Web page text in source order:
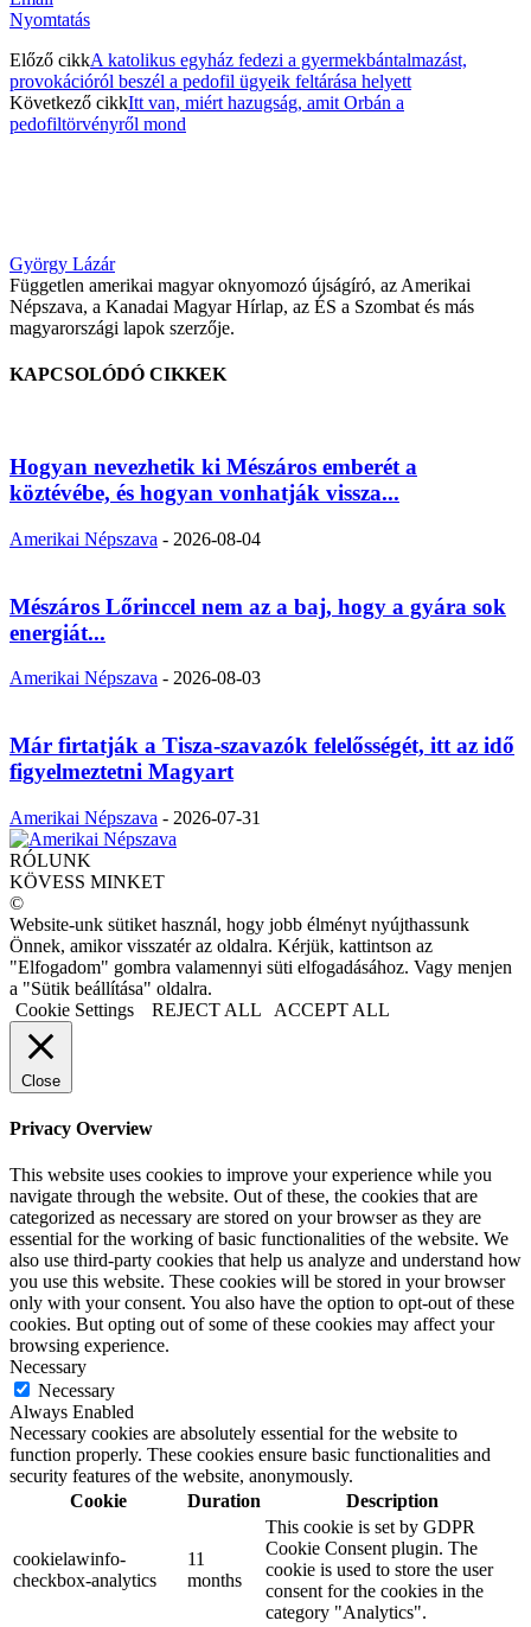
Nyomtatás
Előző cikkA katolikus egyház fedezi a gyermekbántalmazást,
provokációról beszél a pedofil ügyeik feltárása helyett
Következő cikkItt van, miért hazugság, amit Orbán a
pedofiltörvényről mond
György Lázár
Független amerikai magyar oknyomozó újságíró, az Amerikai
Népszava, a Kanadai Magyar Hírlap, az ÉS a Szombat és más
magyarországi lapok szerzője.
KAPCSOLÓDÓ CIKKEK
Hogyan nevezhetik ki Mészáros emberét a
köztévébe, és hogyan vonhatják vissza...
Amerikai Népszava - 2026-08-04
Mészáros Lőrinccel nem az a baj, hogy a gyára sok
energiát...
Amerikai Népszava - 2026-08-03
Már firtatják a Tisza-szavazók felelősségét, itt az idő
figyelmeztetni Magyart
Amerikai Népszava - 2026-07-31
RÓLUNK
KÖVESS MINKET
©
Website-unk sütiket használ, hogy jobb élményt nyújthassunk
Önnek, amikor visszatér az oldalra. Kérjük, kattintson az
"Elfogadom" gombra valamennyi süti elfogadásához. Vagy menjen
a "Sütik beállítása" oldalra.
Cookie Settings
REJECT ALL ACCEPT ALL
Close
Privacy Overview
This website uses cookies to improve your experience while you
navigate through the website. Out of these, the cookies that are
categorized as necessary are stored on your browser as they are
essential for the working of basic functionalities of the website. We
also use third-party cookies that help us analyze and understand how
you use this website. These cookies will be stored in your browser
only with your consent. You also have the option to opt-out of these
cookies. But opting out of some of these cookies may affect your
browsing experience.
Necessary
Necessary
Always Enabled
Necessary cookies are absolutely essential for the website to
function properly. These cookies ensure basic functionalities and
security features of the website, anonymously.
Cookie
Duration Description
cookielawinfo-
checkbox-analytics
11
months
This cookie is set by GDPR
Cookie Consent plugin. The
cookie is used to store the user
consent for the cookies in the
category "Analytics".